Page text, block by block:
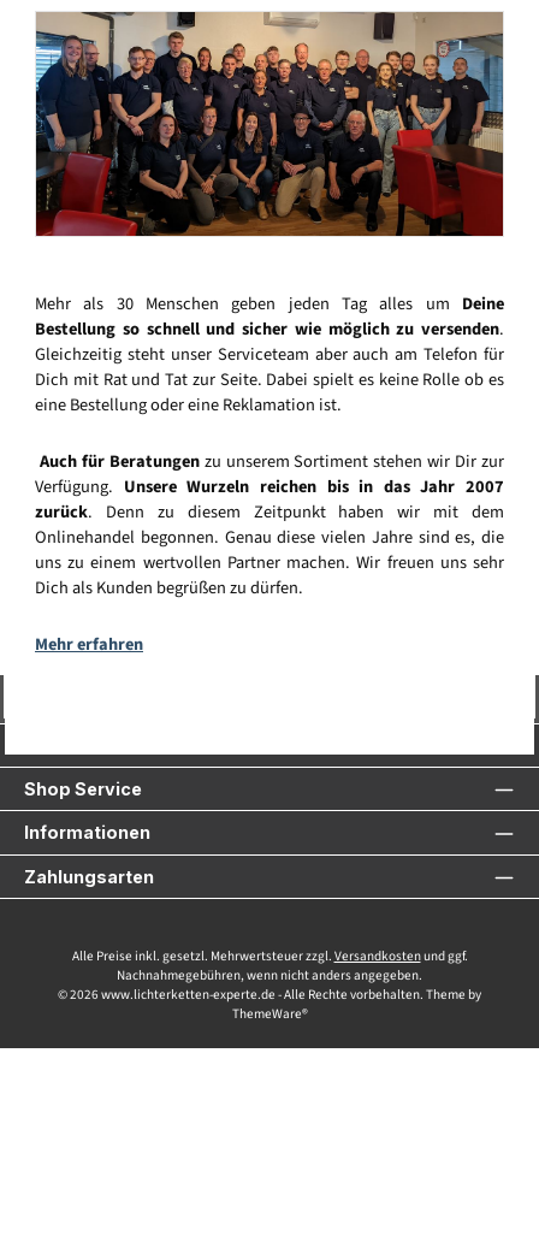
Mehr als 30 Menschen geben jeden Tag alles um Deine
Bestellung so schnell und sicher wie möglich zu versenden.
Gleichzeitig steht unser Serviceteam aber auch am Telefon für
Dich mit Rat und Tat zur Seite. Dabei spielt es keine Rolle ob es
eine Bestellung oder eine Reklamation ist.
Auch für Beratungenzu unserem Sortiment stehen wir Dir zur
Verfügung. Unsere Wurzeln reichen bis in das Jahr 2007
zurück. Denn zu diesem Zeitpunkt haben wir mit dem
Onlinehandel begonnen. Genau diese vielen Jahre sind es, die
uns zu einem wertvollen Partner machen. Wir freuen uns sehr
Dich als Kunden begrüßen zu dürfen.
Mehr erfahren
Shop Service
Informationen
Zahlungsarten
Alle Preise inkl. gesetzl. Mehrwertsteuer zzgl. Versandkostenund ggf.
Nachnahmegebühren, wenn nicht anders angegeben.
© 2026 www.lichterketten-experte.de - Alle Rechte vorbehalten. Theme by
ThemeWare®